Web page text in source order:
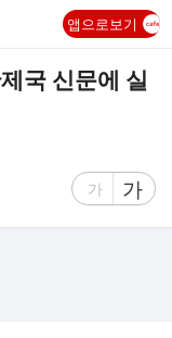
앱으로보기
국 신문에 실
글
가
글
자
가